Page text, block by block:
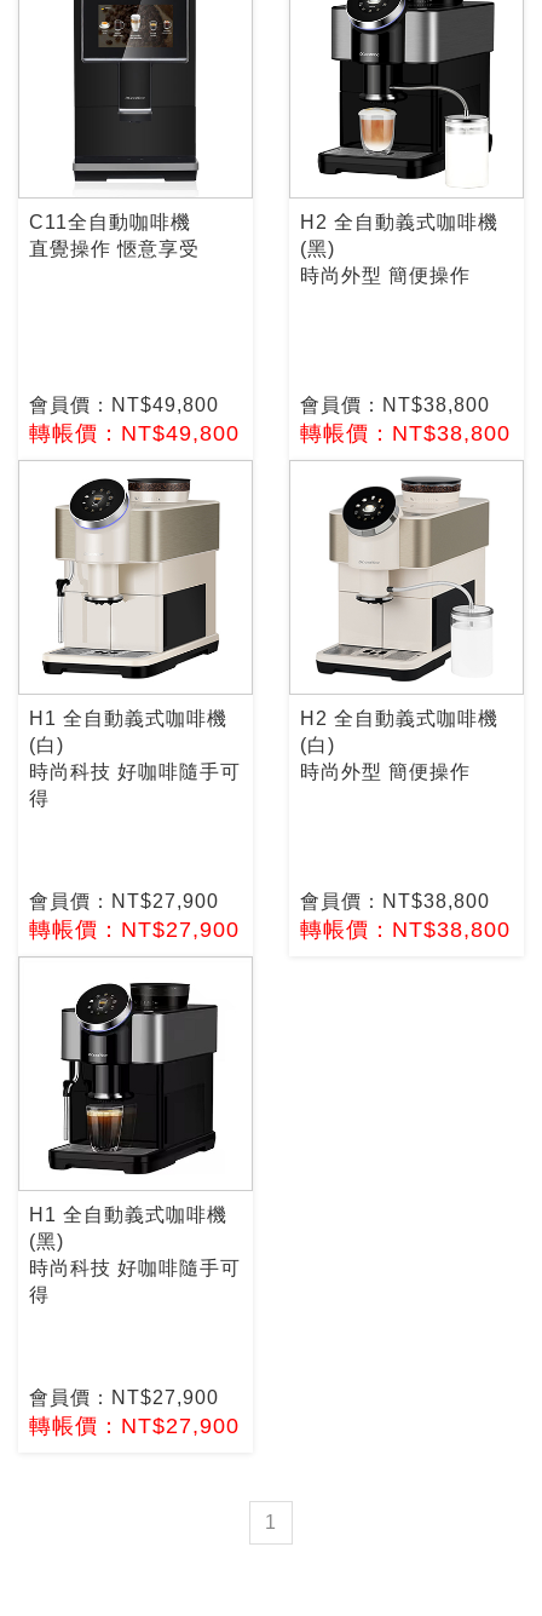
C11全自動咖啡機
直覺操作 愜意享受
會員價：NT$49,800
轉帳價：NT$49,800
H2 全自動義式咖啡機
(黑)
時尚外型 簡便操作
會員價：NT$38,800
轉帳價：NT$38,800
H1 全自動義式咖啡機
(白)
時尚科技 好咖啡隨手可
得
會員價：NT$27,900
轉帳價：NT$27,900
H2 全自動義式咖啡機
(白)
時尚外型 簡便操作
會員價：NT$38,800
轉帳價：NT$38,800
H1 全自動義式咖啡機
(黑)
時尚科技 好咖啡隨手可
得
會員價：NT$27,900
轉帳價：NT$27,900
1